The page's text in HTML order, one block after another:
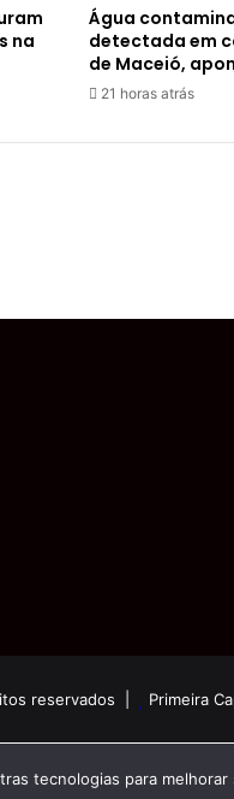
na
Água
detectada em
de Maceió,
21 horas atrás
reservados | Primeira
tecnologias para